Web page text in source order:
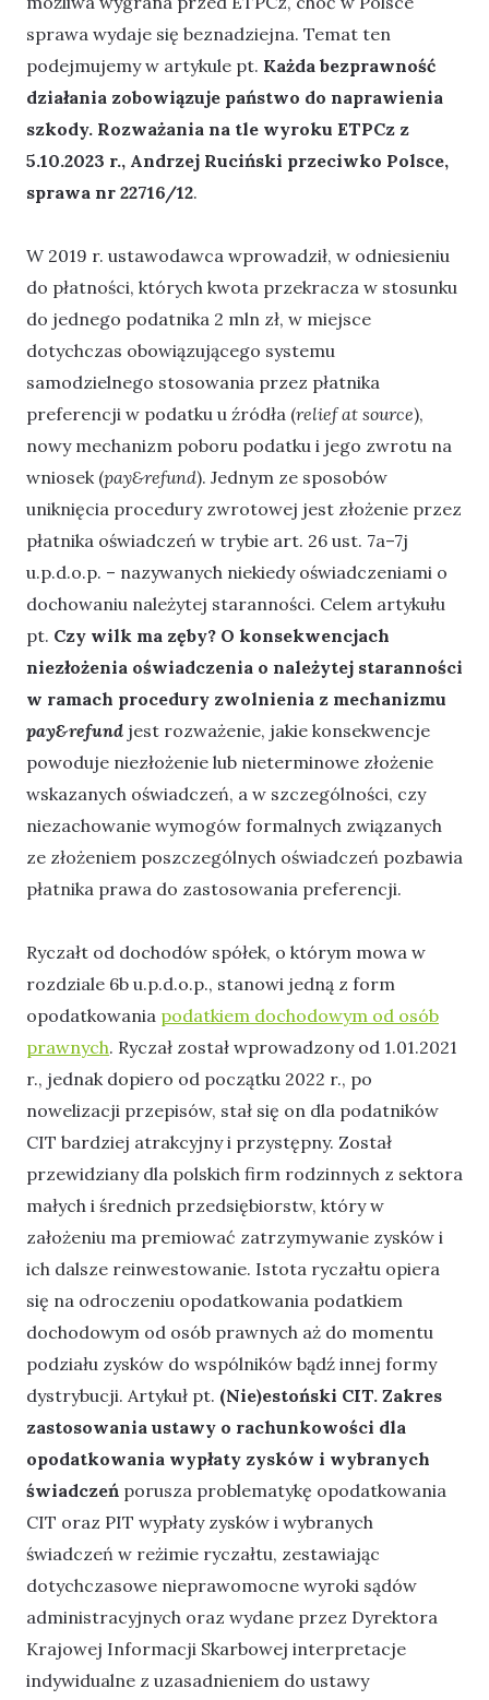
sprawa wydaje się beznadziejna. Temat ten
podejmujemy w artykule pt. Każda bezprawność
działania zobowiązuje państwo do naprawienia
szkody. Rozważania na tle wyroku ETPCz z
5.10.2023 r., Andrzej Ruciński przeciwko Polsce,
sprawa nr 22716/12.
W 2019 r. ustawodawca wprowadził, w odniesieniu
do płatności, których kwota przekracza w stosunku
do jednego podatnika 2 mln zł, w miejsce
dotychczas obowiązującego systemu
samodzielnego stosowania przez płatnika
preferencji w podatku u źródła (relief at source),
nowy mechanizm poboru podatku i jego zwrotu na
wniosek (pay&refund). Jednym ze sposobów
uniknięcia procedury zwrotowej jest złożenie przez
płatnika oświadczeń w trybie art. 26 ust. 7a–7j
u.p.d.o.p. – nazywanych niekiedy oświadczeniami o
dochowaniu należytej staranności. Celem artykułu
pt. Czy wilk ma zęby? O konsekwencjach
niezłożenia oświadczenia o należytej staranności
w ramach procedury zwolnienia z mechanizmu
pay&refund jest rozważenie, jakie konsekwencje
powoduje niezłożenie lub nieterminowe złożenie
wskazanych oświadczeń, a w szczególności, czy
niezachowanie wymogów formalnych związanych
ze złożeniem poszczególnych oświadczeń pozbawia
płatnika prawa do zastosowania preferencji.
Ryczałt od dochodów spółek, o którym mowa w
rozdziale 6b u.p.d.o.p., stanowi jedną z form
opodatkowania podatkiem dochodowym od osób
prawnych. Ryczał został wprowadzony od 1.01.2021
r., jednak dopiero od początku 2022 r., po
nowelizacji przepisów, stał się on dla podatników
CIT bardziej atrakcyjny i przystępny. Został
przewidziany dla polskich firm rodzinnych z sektora
małych i średnich przedsiębiorstw, który w
założeniu ma premiować zatrzymywanie zysków i
ich dalsze reinwestowanie. Istota ryczałtu opiera
się na odroczeniu opodatkowania podatkiem
dochodowym od osób prawnych aż do momentu
podziału zysków do wspólników bądź innej formy
dystrybucji. Artykuł pt. (Nie)estoński CIT. Zakres
zastosowania ustawy o rachunkowości dla
opodatkowania wypłaty zysków i wybranych
świadczeń porusza problematykę opodatkowania
CIT oraz PIT wypłaty zysków i wybranych
świadczeń w reżimie ryczałtu, zestawiając
dotychczasowe nieprawomocne wyroki sądów
administracyjnych oraz wydane przez Dyrektora
Krajowej Informacji Skarbowej interpretacje
indywidualne z uzasadnieniem do ustawy